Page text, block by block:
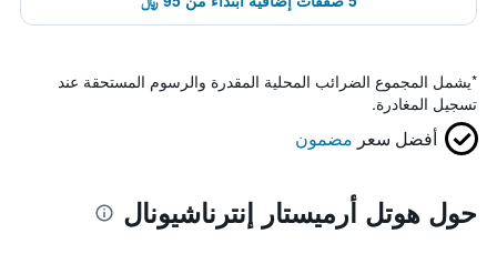
*يشمل المجموع الضرائب المحلية المقدرة والرسوم المستحقة عند
تسجيل المغادرة.
أفضل سعر مضمون
حول هوتل أرميستار إنترناشيونال